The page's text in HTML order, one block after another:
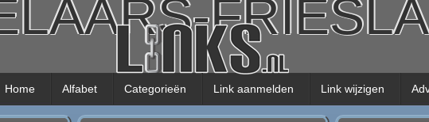
Home Alfabet Categorieën Link aanmelden Link wijzigen